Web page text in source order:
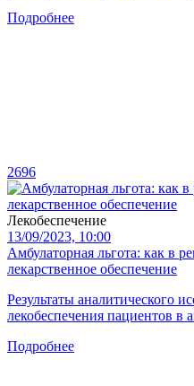
Подробнее
2696
Лекобеспечение
13/09/2023, 10:00
Амбулаторная льгота: как в
лекарственное обеспечение
Результаты аналитического
лекобеспечения пациентов в
Подробнее